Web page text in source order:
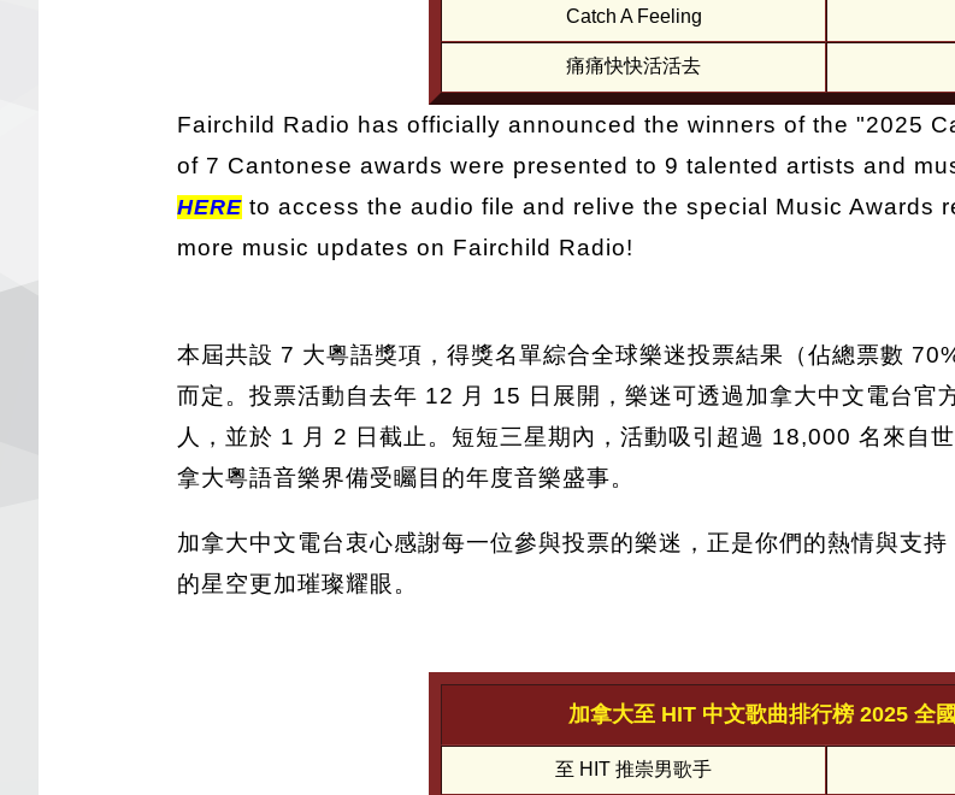
Catch A Feeling
痛痛快快活活去
Fairchild Radio has officially announced the winners of the "2025
of 7 Cantonese awards were presented to 9 talented artists and
HERE to access the audio file and relive the special Music Awards
more music updates on Fairchild Radio!
本屆共設 7 大粵語獎項，得獎名單綜合全球樂迷投票結果（佔總票數
而定。投票活動自去年 12 月 15 日展開，樂迷可透過加拿大中文電台官
人，並於 1 月 2 日截止。短短三星期內，活動吸引超過 18,000 名來自
拿大粵語音樂界備受矚目的年度音樂盛事。
加拿大中文電台衷心感謝每一位參與投票的樂迷，正是你們的熱情與支
的星空更加璀璨耀眼。
加拿大至 HIT 中文歌曲排行榜 2025 全
至 HIT 推崇男歌手